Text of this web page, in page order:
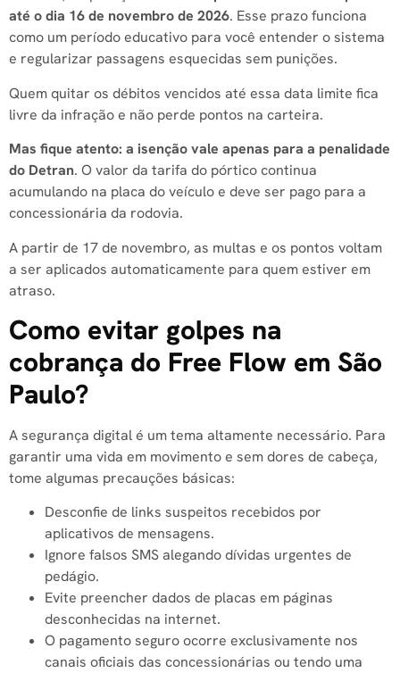
até o dia 16 de novembro de 2026. Esse prazo funciona
como um período educativo para você entender o sistema
e regularizar passagens esquecidas sem punições.
Quem quitar os débitos vencidos até essa data limite fica
livre da infração e não perde pontos na carteira.
Mas fique atento: a isenção vale apenas para a penalidade
do Detran. O valor da tarifa do pórtico continua
acumulando na placa do veículo e deve ser pago para a
concessionária da rodovia.
A partir de 17 de novembro, as multas e os pontos voltam
a ser aplicados automaticamente para quem estiver em
atraso.
Como evitar golpes na
cobrança do Free Flow em São
Paulo?
A segurança digital é um tema altamente necessário. Para
garantir uma vida em movimento e sem dores de cabeça,
tome algumas precauções básicas:
Desconfie de links suspeitos recebidos por
aplicativos de mensagens.
Ignore falsos SMS alegando dívidas urgentes de
pedágio.
Evite preencher dados de placas em páginas
desconhecidas na internet.
O pagamento seguro ocorre exclusivamente nos
canais oficiais das concessionárias ou tendo uma